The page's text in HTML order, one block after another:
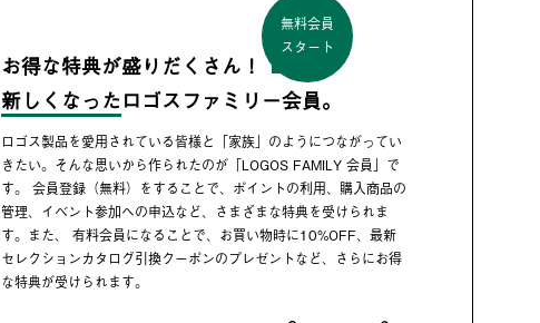
お得な特典が盛りだくさん！
無料会員
スタート
新しくなったロゴスファミリー会員。
ロゴス製品を愛用されている皆様と「家族」のようにつながってい
きたい。そんな思いから作られたのが「LOGOS FAMILY 会員」で
す。 会員登録（無料）をすることで、ポイントの利用、購入商品の
管理、イベント参加への申込など、さまざまな特典を受けられま
す。また、 有料会員になることで、お買い物時に10%OFF、最新
セレクションカタログ引換クーポンのプレゼントなど、さらにお得
な特典が受けられます。